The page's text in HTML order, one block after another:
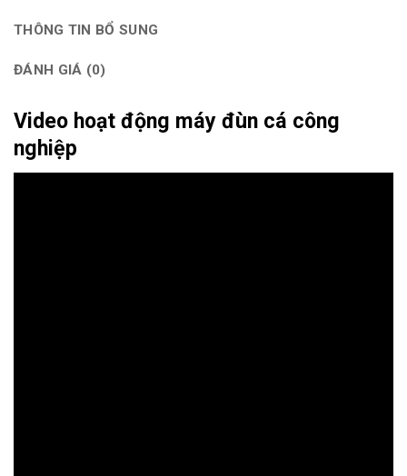
THÔNG TIN BỔ SUNG
ĐÁNH GIÁ (0)
Video hoạt động máy đùn cá công
nghiệp